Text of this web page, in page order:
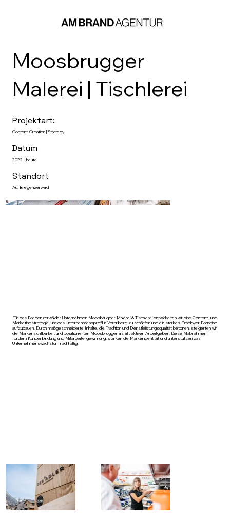
Moosbrugger
Malerei | Tischlerei
Projektart:
Content-Creation | Strategy
Datum
2022 - heute
Standort
Au, Bregenzerwald
Für das Bregenzerwälder Unternehmen Moosbrugger Malerei & Tischlerei entwickelten wir eine Content- und
Marketingstrategie, um das Unternehmensprofil in Vorarlberg zu schärfen und ein starkes Employer Branding
aufzubauen. Durch maßgeschneiderte Inhalte, die Tradition und Dienstleistungsqualität betonen, steigerten wir
die Markensichtbarkeit und positionierten Moosbrugger als attraktiven Arbeitgeber. Diese Maßnahmen
fördern Kundenbindung und Mitarbeitergewinnung, stärken die Markenidentität und unterstützen das
Unternehmenswachstum nachhaltig.